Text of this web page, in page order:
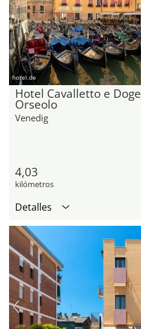
hotel.de
Hotel Cavalletto e Doge
Orseolo
Venedig
4,03
kilómetros
Detalles